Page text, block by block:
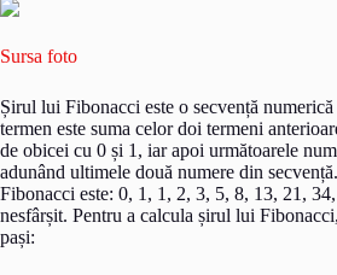
Sursa foto
Șirul lui Fibonacci este o secvență
termen este suma celor doi termeni
de obicei cu 0 și 1, iar apoi următoarele
adunând ultimele două numere din
Fibonacci este: 0, 1, 1, 2, 3, 5, 8, 13, 21,
nesfârșit. Pentru a calcula șirul lui
pași: